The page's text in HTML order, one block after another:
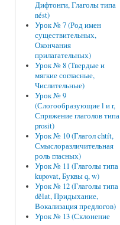
Дифтонги, Глаголы типа
nést)
Урок № 7 (Род имен
существительных,
Окончания
прилагательных)
Урок № 8 (Твердые и
мягкие согласные,
Числительные)
Урок № 9
(Слогообразующие l и r,
Спряжение глаголов типа
prosit)
Урок № 10 (Глагол chtít,
Смыслоразличительная
роль гласных)
Урок № 11 (Глаголы типа
kupovat, Буквы q, w)
Урок № 12 (Глаголы типа
dělat, Придыхание,
Вокализация предлогов)
Урок № 13 (Склонение